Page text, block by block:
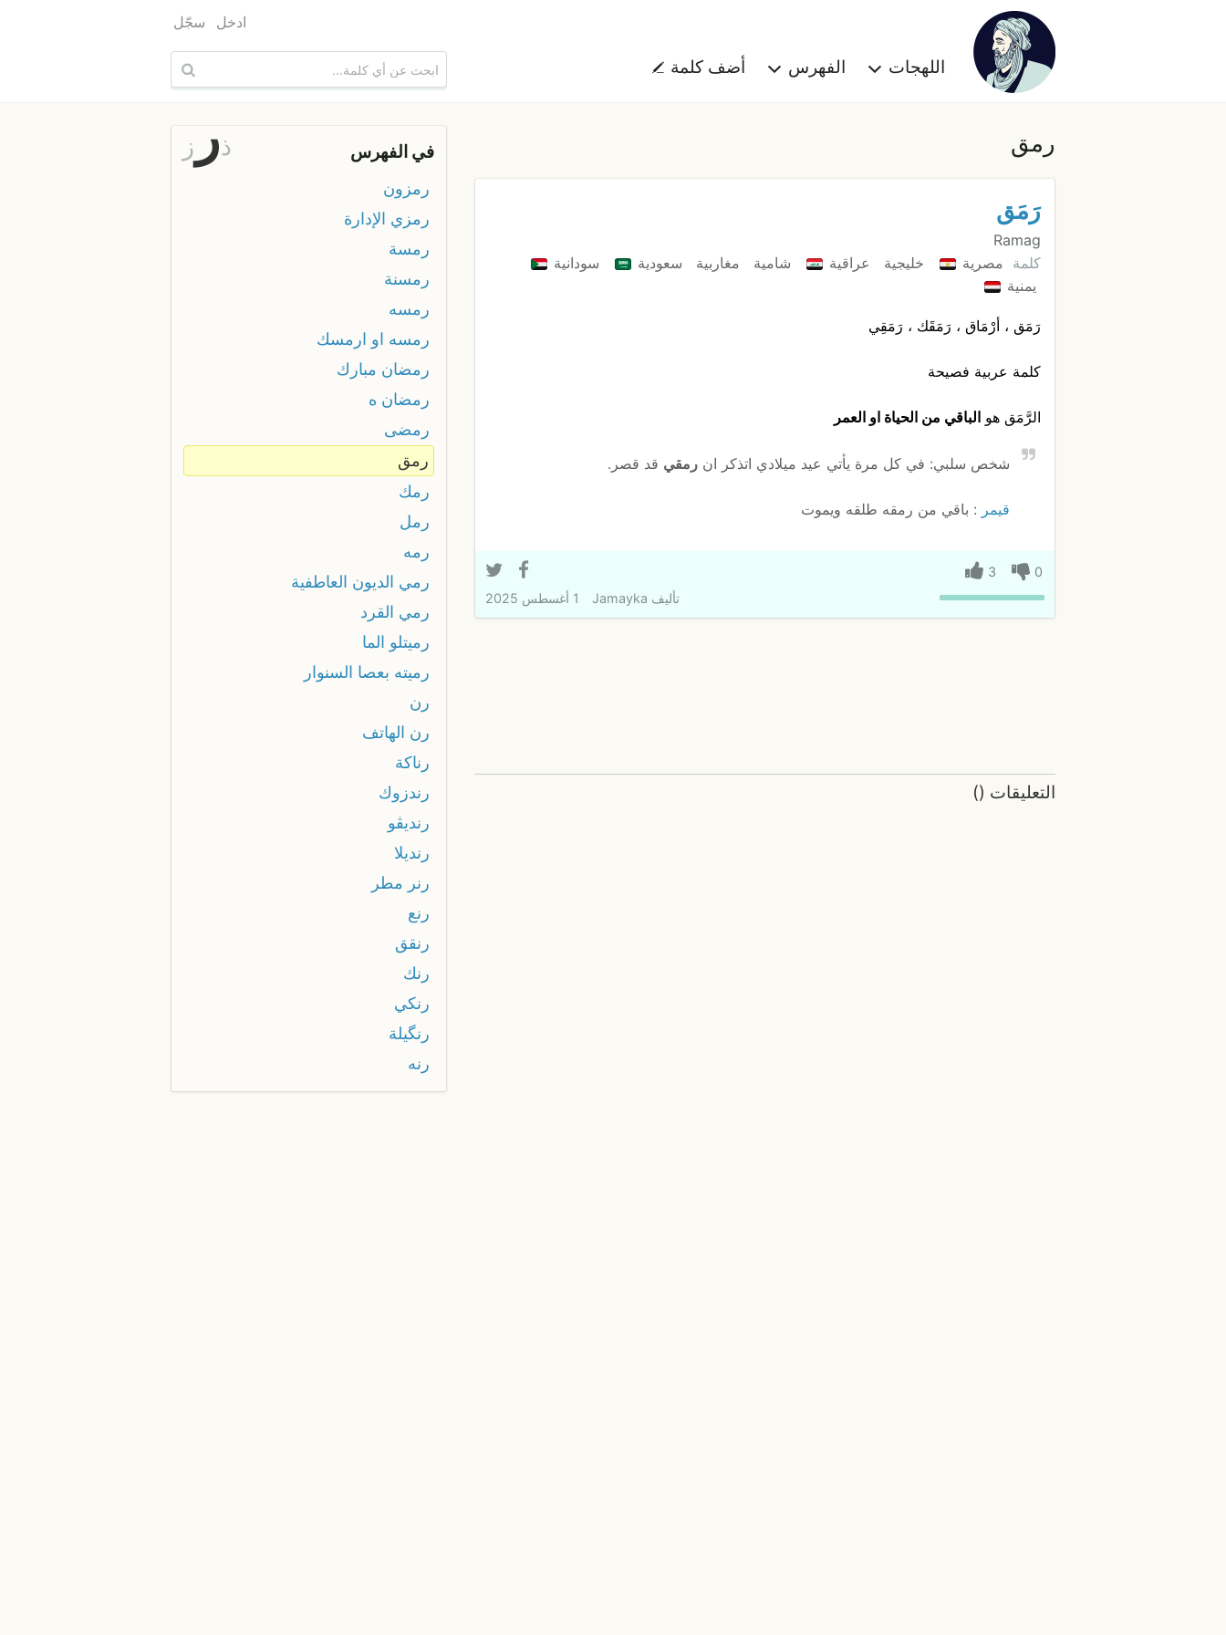
اللهجات الفهرس أضف كلمة
ادخل سجّل
رمق
رَمَق
Ramag
كلمة مصرية خليجية عراقية شامية مغاربية سعودية
سودانية
يمنية
رَمَق ، أرْمَاق ، رَمَقَك ، رَمَقِي
كلمة عربية فصيحة
الرَّمَق هو الباقي من الحياة او العمر
شخص سلبي: في كل مرة يأتي عيد ميلادي اتذكر ان رمقي قد قصر.
قيمر : باقي من رمقه طلقه ويموت
0
3
تأليف Jamayka 1 أغسطس 2025
التعليقات (
)
في الفهرس ذر ز
رمزون
رمزي الإدارة
رمسة
رمسنة
رمسه
رمسه او ارمسك
رمضان مبارك
رمضان ه
رمضى
رمق
رمك
رمل
رمه
رمي الديون العاطفية
رمي القرد
رميتلو الما
رميته بعصا السنوار
رن
رن الهاتف
رناكة
رندزوك
رنديڤو
رنديلا
رنر مطر
رنع
رنقق
رنك
رنكي
رنگيلة
رنه